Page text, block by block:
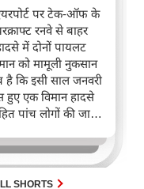
पर टेक-ऑफ के
रनवे से बाहर
में दोनों पायलट
को मामूली नुकसान
है कि इसी साल जनवरी
हुए एक विमान हादसे
पांच लोगों की जान
SHORTS